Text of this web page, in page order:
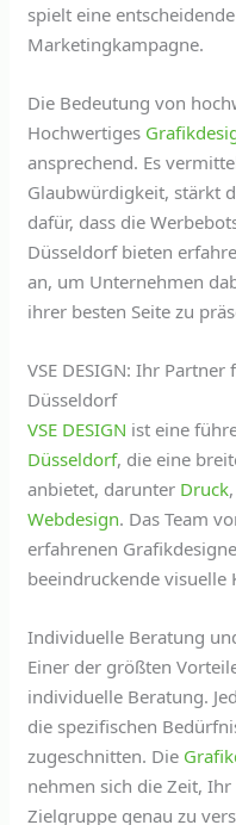
spielt eine
Marketingkampagne.
Die Bedeutung von
Hochwertiges
ansprechend. Es
Glaubwürdigkeit, stärkt
dafür, dass die
Düsseldorf bieten
an, um Unternehmen
ihrer besten Seite zu
VSE DESIGN: Ihr
Düsseldorf
VSE DESIGN ist eine
Düsseldorf, die eine
anbietet, darunter Druck
Webdesign. Das Team
erfahrenen
beeindruckende visuelle
Individuelle Beratung
Einer der größten
individuelle Beratung.
die spezifischen
zugeschnitten. Die
nehmen sich die Zeit,
Zielgruppe genau zu